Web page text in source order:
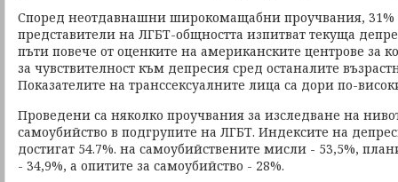
Според неотдавнашни широкомащабни проучвания, 31%
представители на ЛГБТ-общността изпитват текуща
пъти повече от оценките на американските центрове за
за чувствителност към депресия сред останалите
Показателите на транссексуалните лица са дори по-
Проведени са няколко проучвания за изследване на
самоубийство в подгрупите на ЛГБТ. Индексите на
достигат 54.7%. на самоубийствените мисли - 53,5%,
- 34,9%, а опитите за самоубийство - 28%.